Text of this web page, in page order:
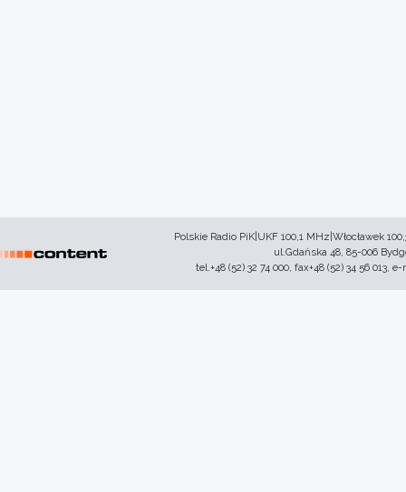
Polskie Radio PiK|UKF 100,1 MHz|Włocławek
ul.Gdańska 48, 85-006
tel.+48 (52) 32 74 000, fax+48 (52) 34 56 013,